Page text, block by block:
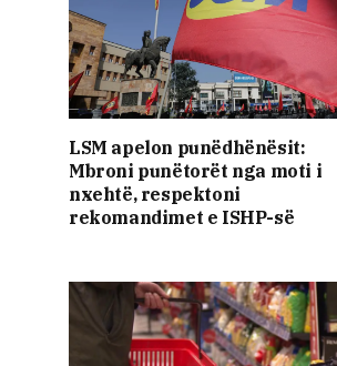
LSM apelon punëdhënësit:
Mbroni punëtorët nga moti i
nxehtë, respektoni
rekomandimet e ISHP-së